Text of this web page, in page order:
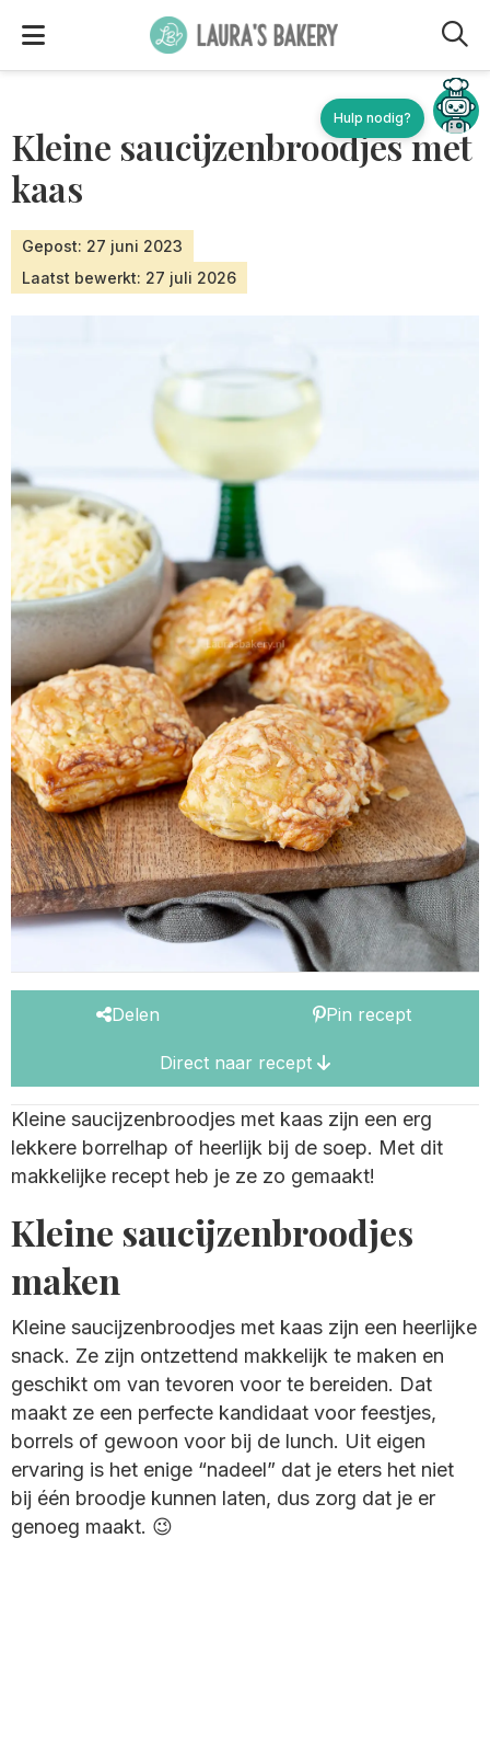
Kleine saucijzenbroodjes met
kaas
Gepost: 27 juni 2023
Laatst bewerkt: 27 juli 2026
Delen Pin recept
Direct naar recept
Kleine saucijzenbroodjes met kaas zijn een erg
lekkere borrelhap of heerlijk bij de soep. Met dit
makkelijke recept heb je ze zo gemaakt!
Kleine saucijzenbroodjes
maken
Kleine saucijzenbroodjes met kaas zijn een heerlijke
snack. Ze zijn ontzettend makkelijk te maken en
geschikt om van tevoren voor te bereiden. Dat
maakt ze een perfecte kandidaat voor feestjes,
borrels of gewoon voor bij de lunch. Uit eigen
ervaring is het enige “nadeel” dat je eters het niet
bij één broodje kunnen laten, dus zorg dat je er
genoeg maakt. 😉